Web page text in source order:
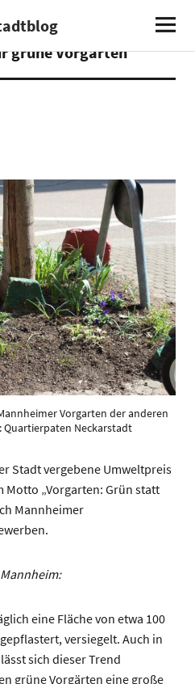
grüne Vorgärten
Vorgarten der anderen
Quartierpaten Neckarstadt
Stadt vergebene Umweltpreis
„Vorgarten: Grün statt
Mannheimer
eine Fläche von etwa 100
versiegelt. Auch in
sich dieser Trend
grüne Vorgärten eine große